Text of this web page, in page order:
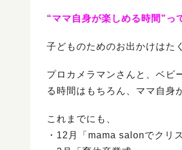
“ママ自身が楽しめる時間”っ
子どものためのお出かけはた
プロカメラマンさんと、ベビ
る時間はもちろん、ママ自身
これまでにも、
・12月「mama salonでクリ